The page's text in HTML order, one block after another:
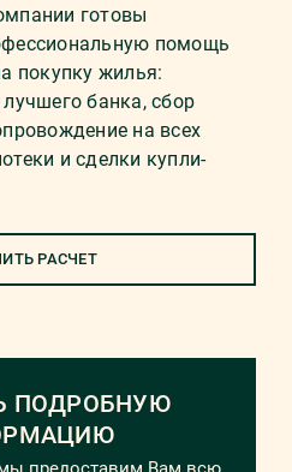
готовы
помощь
покупку жилья:
банка, сбор
на всех
и сделки купли-
РАСЧЕТ
ПОДРОБНУЮ